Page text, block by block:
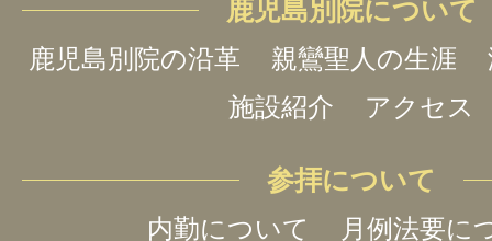
鹿児島別院について
鹿児島別院の沿革 親鸞聖人の生涯
施設紹介
アクセス
参拝について
内勤について
月例法要に